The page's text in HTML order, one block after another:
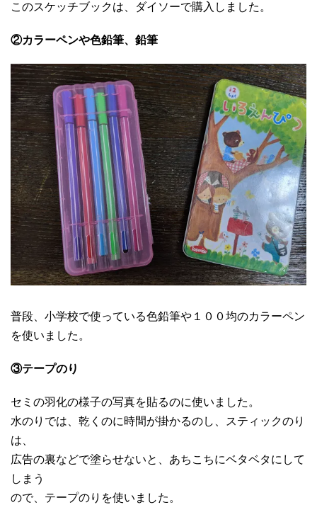
このスケッチブックは、ダイソーで購入しました。
②カラーペンや色鉛筆、鉛筆
普段、小学校で使っている色鉛筆や１００均のカラーペン
を使いました。
③テープのり
セミの羽化の様子の写真を貼るのに使いました。
水のりでは、乾くのに時間が掛かるのし、スティックのり
は、
広告の裏などで塗らせないと、あちこちにベタベタにして
しまう
ので、テープのりを使いました。